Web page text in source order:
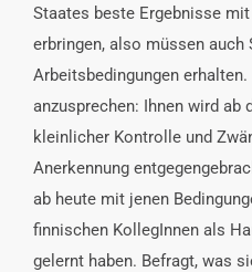
Staates beste Ergebnisse
erbringen, also müssen auch
Arbeitsbedingungen
anzusprechen: Ihnen wird ab
kleinlicher Kontrolle und
Anerkennung
ab heute mit jenen
finnischen KollegInnen als
gelernt haben. Befragt, was